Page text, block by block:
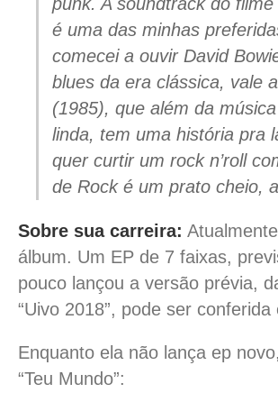
é uma das minhas
comecei a ouvir David
blues da era clássica, vale
(1985), que além da
linda, tem uma história pra
quer curtir um rock n’roll
de Rock é um prato cheio,
Sobre sua carreira:
álbum. Um EP de 7 faixas,
pouco lançou a versão prévia,
“Uivo 2018”, pode ser
Enquanto ela não lança ep
“Teu Mundo”: